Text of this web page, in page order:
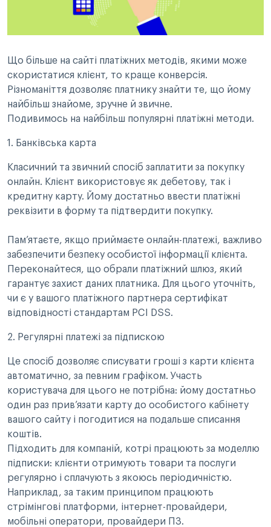
Що більше на сайті платіжних методів, якими може
скористатися клієнт, то краще конверсія.
Різноманіття дозволяє платнику знайти те, що йому
найбільш знайоме, зручне й звичне.
Подивимось на найбільш популярні платіжні методи.
1. Банківська карта
Класичний та звичний спосіб заплатити за покупку
онлайн. Клієнт використовує як дебетову, так і
кредитну карту. Йому достатньо ввести платіжні
реквізити в форму та підтвердити покупку.
Пам’ятаєте, якщо приймаєте онлайн-платежі, важливо
забезпечити безпеку особистої інформації клієнта.
Переконайтеся, що обрали платіжний шлюз, який
гарантує захист даних платника. Для цього уточніть,
чи є у вашого платіжного партнера сертифікат
відповідності стандартам PCI DSS.
2. Регулярні платежі за підпискою
Це спосіб дозволяє списувати гроші з карти клієнта
автоматично, за певним графіком. Участь
користувача для цього не потрібна: йому достатньо
один раз прив’язати карту до особистого кабінету
вашого сайту і погодитися на подальше списання
коштів.
Підходить для компаній, котрі працюють за моделлю
підписки: клієнти отримують товари та послуги
регулярно і сплачують з якоюсь періодичністю.
Наприклад, за таким принципом працюють
стрімінгові платформи, інтернет-провайдери,
мобільні оператори, провайдери ПЗ.